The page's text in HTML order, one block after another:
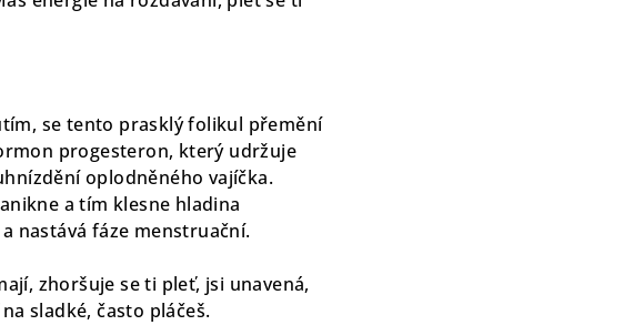
se tento prasklý folikul přemění
progesteron, který udržuje
oplodněného vajíčka.
a tím klesne hladina
nastává fáze menstruační.
zhoršuje se ti pleť, jsi unavená,
sladké, často pláčeš.